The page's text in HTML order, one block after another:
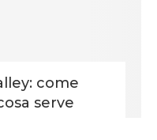
come
serve